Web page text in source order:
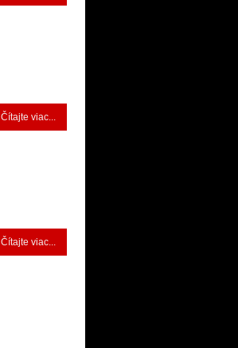
Čítajte viac...
Čítajte viac...